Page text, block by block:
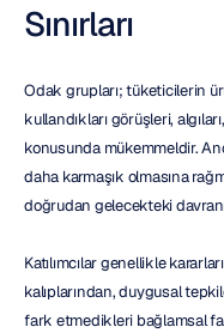
Sınırları
Odak grupları; tüketicilerin
kullandıkları görüşleri,
konusunda mükemmeldir.
daha karmaşık olmasına
doğrudan gelecekteki
Katılımcılar genellikle
kalıplarından, duygusal
fark etmedikleri bağlamsal